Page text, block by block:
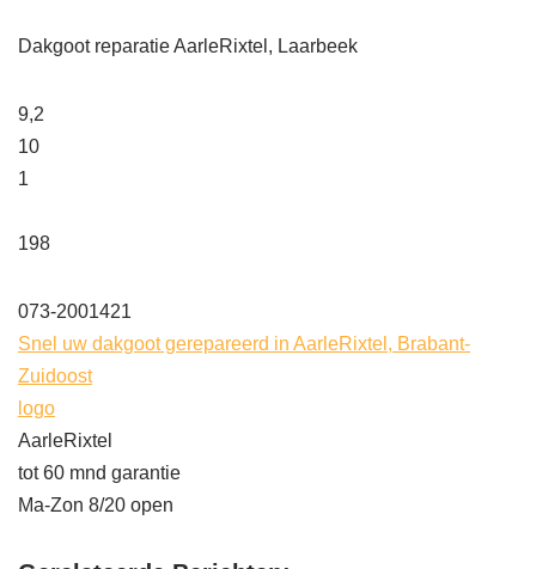
Dakgoot reparatie AarleRixtel, Laarbeek
9,2
10
1
198
073-2001421
Snel uw dakgoot gerepareerd in AarleRixtel, Brabant-
Zuidoost
logo
AarleRixtel
tot 60 mnd garantie
Ma-Zon 8/20 open